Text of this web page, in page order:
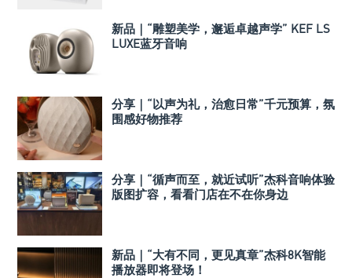
新品｜“雕塑美学，邂逅卓越声学” KEF LS
LUXE蓝牙音响
分享｜“以声为礼，治愈日常”千元预算，氛
围感好物推荐
分享｜“循声而至，就近试听”杰科音响体验
版图扩容，看看门店在不在你身边
新品｜“大有不同，更见真章”杰科8K智能
播放器即将登场！